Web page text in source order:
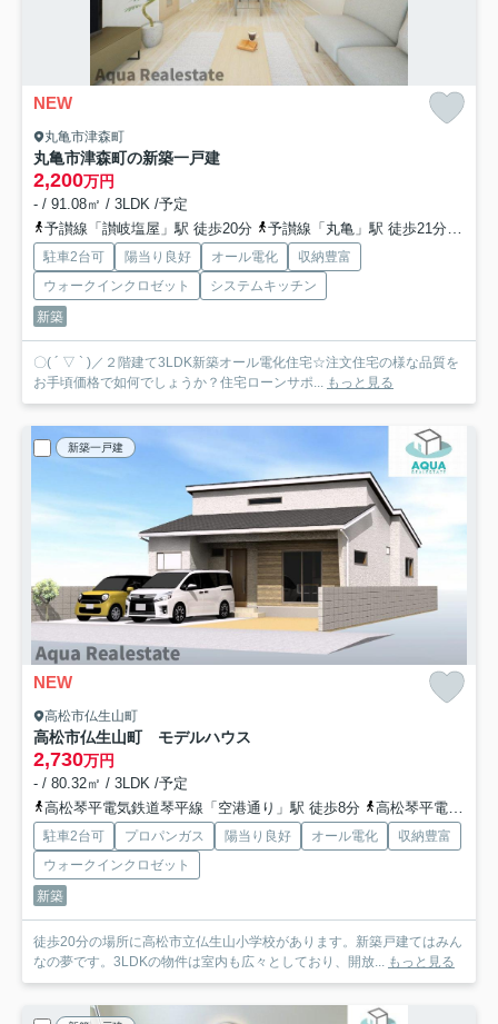
NEW
丸亀市津森町
丸亀市津森町の新築一戸建
2,200万円
- / 91.08㎡ / 3LDK /予定
予讃線「讃岐塩屋」駅 徒歩20分
予讃線「丸亀」駅 徒歩21分
駐車2台可 陽当り良好 オール電化
収納豊富
ウォークインクロゼット
システムキッチン
新築
〇( ´ ▽ ` )／２階建て3LDK新築オール電化住宅☆注文住宅の様な品質を
お手頃価格で如何でしょうか？住宅ローンサポ... もっと見る
新築一戸建
NEW
高松市仏生山町
高松市仏生山町 モデルハウス
2,730万円
- / 80.32㎡ / 3LDK /予定
高松琴平電気鉄道琴平線「空港通り」駅 徒歩8分
高松琴平電気鉄道琴平線「一宮」駅 徒歩18分
駐車2台可 プロパンガス 陽当り良好 オール電化
収納豊富
ウォークインクロゼット
新築
徒歩20分の場所に高松市立仏生山小学校があります。新築戸建てはみん
なの夢です。3LDKの物件は室内も広々としており、開放... もっと見る